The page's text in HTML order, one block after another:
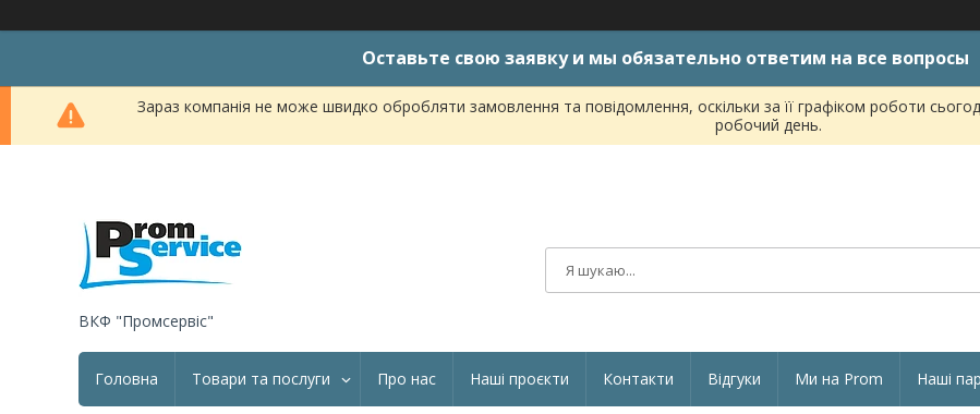
Оставьте свою заявку и мы обязательно ответим на все вопросы
Зараз компанія не може швидко обробляти замовлення та повідомлення, оскільки за її графіком роботи
робочий день.
ВКФ "Промсервіс"
Головна Товари та послуги Про нас Наші проєкти Контакти Відгуки Ми на Prom Наші